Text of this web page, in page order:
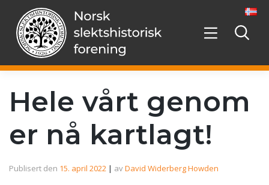
videre
innholdet
Hele vårt genom
er nå kartlagt!
Publisert den 15. april 2022 | avDavid Widerberg Howden